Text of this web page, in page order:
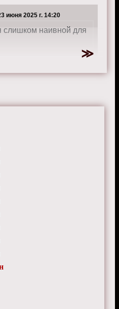
июня 2025 г. 14:20
слишком наивной для